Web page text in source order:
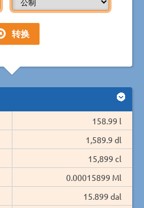
158.99 l
1,589.9 dl
15,899 cl
0.00015899 Ml
15.899 dal